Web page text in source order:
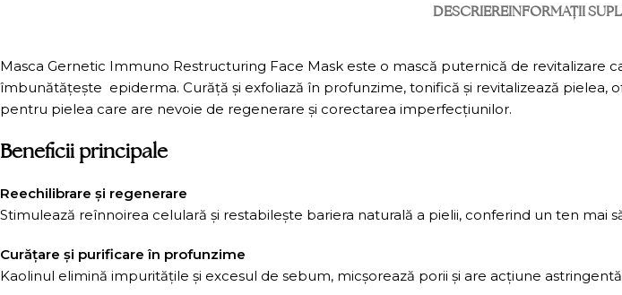
DESCRIEREINFORMAȚII
Masca Gernetic Immuno Restructuring Face Mask este o mască puternică de revitalizare
îmbunătățește epiderma. Curăță și exfoliază în profunzime, tonifică și revitalizează
pentru pielea care are nevoie de regenerare și corectarea imperfecțiunilor.
Beneficii principale
Reechilibrare și regenerare
Stimulează reînnoirea celulară și restabilește bariera naturală a pielii, conferind un ten mai
Curățare și purificare în profunzime
Kaolinul elimină impuritățile și excesul de sebum, micșorează porii și are acțiune